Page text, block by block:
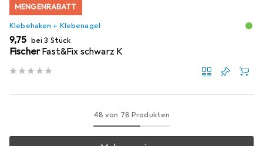
MENGENRABATT
Klebehaken + Klebenagel
EUR
9,75 bei 3 Stück
FischerFast&Fix schwarz K
48 von 78 Produkten